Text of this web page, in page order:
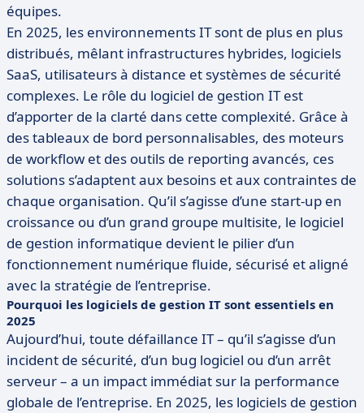
équipes.
En 2025, les environnements IT sont de plus en plus
distribués, mêlant infrastructures hybrides, logiciels
SaaS, utilisateurs à distance et systèmes de sécurité
complexes. Le rôle du logiciel de gestion IT est
d’apporter de la clarté dans cette complexité. Grâce à
des tableaux de bord personnalisables, des moteurs
de workflow et des outils de reporting avancés, ces
solutions s’adaptent aux besoins et aux contraintes de
chaque organisation. Qu’il s’agisse d’une start-up en
croissance ou d’un grand groupe multisite, le logiciel
de gestion informatique devient le pilier d’un
fonctionnement numérique fluide, sécurisé et aligné
avec la stratégie de l’entreprise.
Pourquoi les logiciels de gestion IT sont essentiels en
2025
Aujourd’hui, toute défaillance IT – qu’il s’agisse d’un
incident de sécurité, d’un bug logiciel ou d’un arrêt
serveur – a un impact immédiat sur la performance
globale de l’entreprise. En 2025, les logiciels de gestion